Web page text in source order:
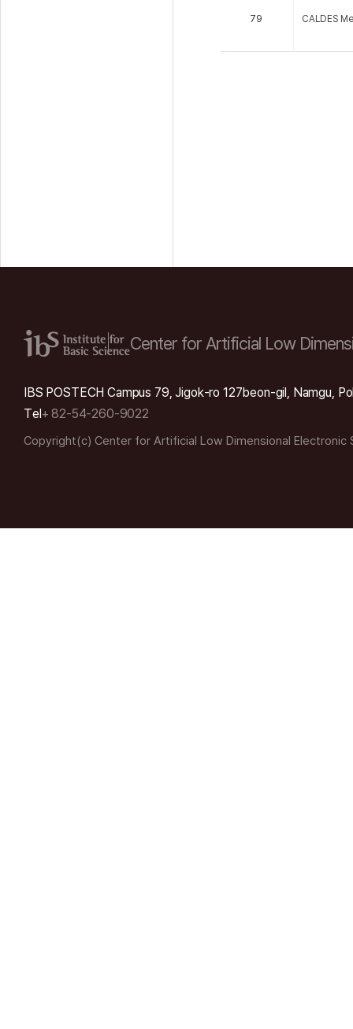
79 CALDES
Center for Artificial Low
IBS POSTECH Campus 79, Jigok-ro 127beon-gil, Namgu,
Tel+ 82-54-260-9022
Copyright(c) Center for Artificial Low Dimensional Electronic